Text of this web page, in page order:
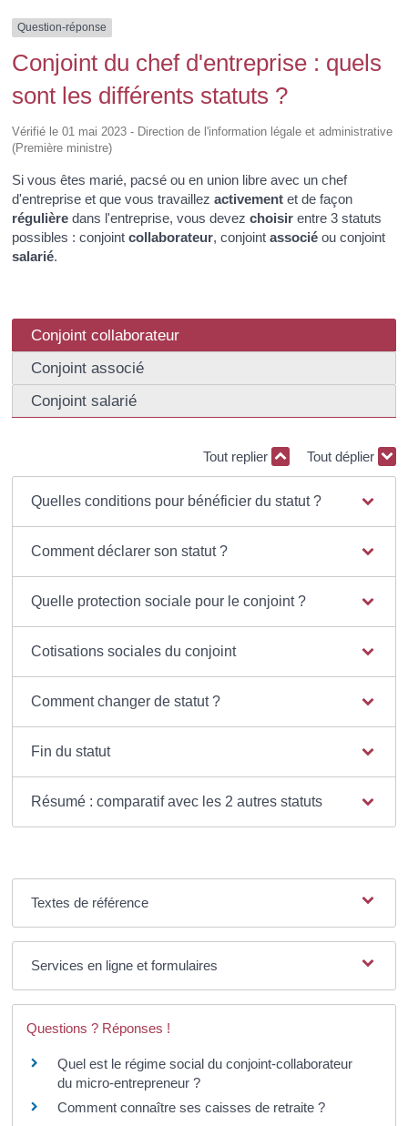
Question-réponse
Conjoint du chef d'entreprise : quels
sont les différents statuts ?
Vérifié le 01 mai 2023 - Direction de l'information légale et administrative
(Première ministre)
Si vous êtes marié, pacsé ou en union libre avec un chef
d'entreprise et que vous travaillezactivement et de façon
régulière dans l'entreprise, vous devezchoisir entre 3 statuts
possibles : conjointcollaborateur, conjointassocié ou conjoint
salarié.
Conjoint collaborateur
Conjoint associé
Conjoint salarié
Tout replier Tout déplier
Quelles conditions pour bénéficier du statut ?
Comment déclarer son statut ?
Quelle protection sociale pour le conjoint ?
Cotisations sociales du conjoint
Comment changer de statut ?
Fin du statut
Résumé : comparatif avec les 2 autres statuts
Textes de référence
Services en ligne et formulaires
Questions ? Réponses !
Quel est le régime social du conjoint-collaborateur
du micro-entrepreneur ?
Comment connaître ses caisses de retraite ?